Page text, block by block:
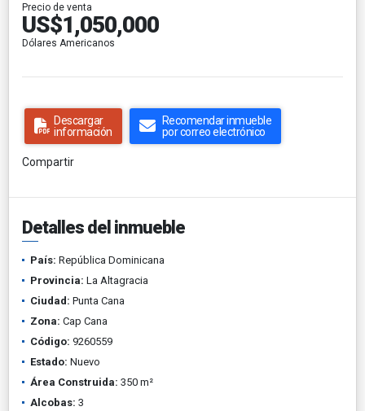
Precio de venta
US$1,050,000
Dólares Americanos
Descargar
información
Recomendar inmueble
por correo electrónico
Compartir
Detalles del inmueble
País: República Dominicana
Provincia: La Altagracia
Ciudad: Punta Cana
Zona: Cap Cana
Código: 9260559
Estado: Nuevo
Área Construida: 350 m²
Alcobas: 3